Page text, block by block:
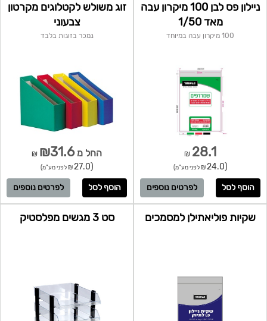
ניילון פס לבן 100 מיקרון עבה
מאד 1/50
100 מיקרון עבה במיוחד
28.1
₪
(24.0 ₪ לפני מע"מ)
לפרטים נוספים
זוג משולש לקטלוגים מקרטון
צבעוני
נמכר בזוגות בלבד
החל מ₪31.6
₪
(27.0 ₪ לפני מע"מ)
לפרטים נוספים
שקיות פוליאתילן למסמכים סט 3 מגשים מפלסטיק